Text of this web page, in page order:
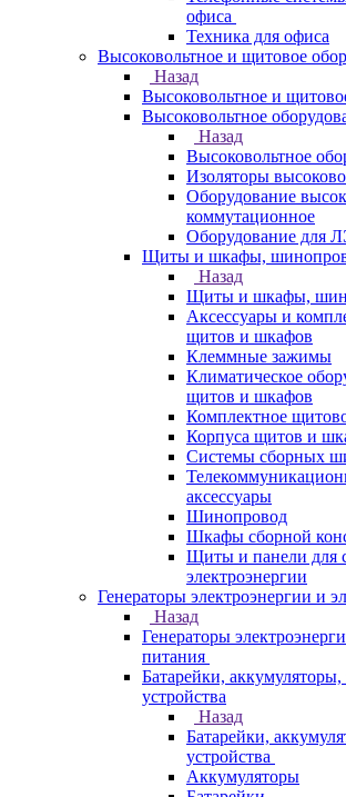
офиса
Техника для офиса
Высоковольтное и щитовое
Назад
Высоковольтное и
Высоковольтное
Назад
Высоковольтное
Изоляторы
Оборудование
коммутационное
Оборудование для
Щиты и шкафы,
Назад
Щиты и шкафы,
Аксессуары и
щитов и шкафов
Клеммные зажимы
Климатическое
щитов и шкафов
Комплектное
Корпуса щитов и
Системы сборных
аксессуары
Шинопровод
Шкафы сборной
Щиты и панели для
электроэнергии
Генераторы электроэнергии и
Назад
Генераторы
питания
Батарейки, аккумуляторы,
устройства
Назад
Батарейки,
устройства
Аккумуляторы